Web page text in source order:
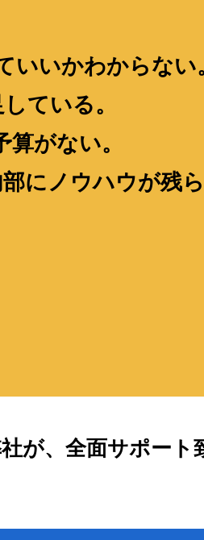
いいかわからない
ている。
がない。
にノウハウが残ら
が、全面サポート